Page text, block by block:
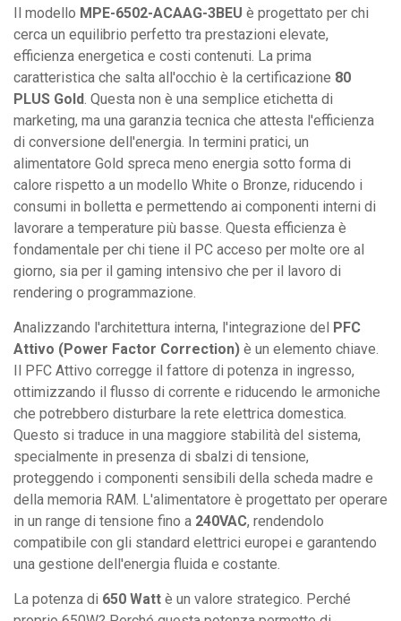
Il modello MPE-6502-ACAAG-3BEU è progettato per chi
cerca un equilibrio perfetto tra prestazioni elevate,
efficienza energetica e costi contenuti. La prima
caratteristica che salta all'occhio è la certificazione 80
PLUS Gold . Questa non è una semplice etichetta di
marketing, ma una garanzia tecnica che attesta l'efficienza
di conversione dell'energia. In termini pratici, un
alimentatore Gold spreca meno energia sotto forma di
calore rispetto a un modello White o Bronze, riducendo i
consumi in bolletta e permettendo ai componenti interni di
lavorare a temperature più basse. Questa efficienza è
fondamentale per chi tiene il PC acceso per molte ore al
giorno, sia per il gaming intensivo che per il lavoro di
rendering o programmazione.
Analizzando l'architettura interna, l'integrazione del PFC
Attivo (Power Factor Correction) è un elemento chiave.
Il PFC Attivo corregge il fattore di potenza in ingresso,
ottimizzando il flusso di corrente e riducendo le armoniche
che potrebbero disturbare la rete elettrica domestica.
Questo si traduce in una maggiore stabilità del sistema,
specialmente in presenza di sbalzi di tensione,
proteggendo i componenti sensibili della scheda madre e
della memoria RAM. L'alimentatore è progettato per operare
in un range di tensione fino a 240VAC, rendendolo
compatibile con gli standard elettrici europei e garantendo
una gestione dell'energia fluida e costante.
La potenza di 650 Watt è un valore strategico. Perché